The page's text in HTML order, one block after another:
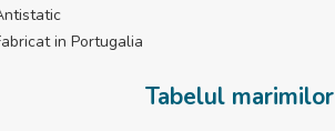
in Portugalia
Tabelul marimilor